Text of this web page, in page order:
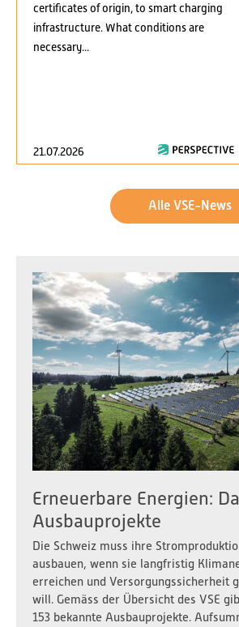
certificates of origin, to smart charging
infrastructure. What conditions are
necessary...
21.07.2026
Alle VSE-News
Erneuerbare Energien:
Ausbauprojekte
Die Schweiz muss ihre
ausbauen, wenn sie langfristig
erreichen und Versorgungssicherheit
will. Gemäss der Übersicht des VSE
153 bekannte Ausbauprojekte.